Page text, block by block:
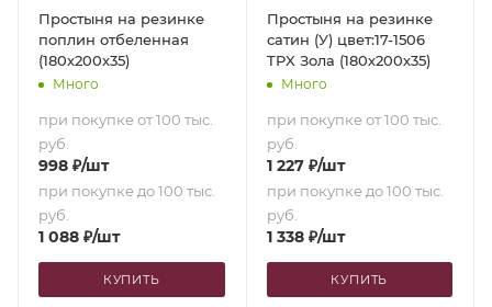
Простыня на резинке
поплин отбеленная
(180х200х35)
Много
при покупке от 100 тыс.
руб.
998 ₽/шт
при покупке до 100 тыс.
руб.
1 088 ₽/шт
КУПИТЬ
Простыня на резинке
сатин (У) цвет:17-1506
TPX Зола (180х200х35)
Много
при покупке от 100 тыс.
руб.
1 227₽/шт
при покупке до 100 тыс.
руб.
1 338₽/шт
КУПИТЬ